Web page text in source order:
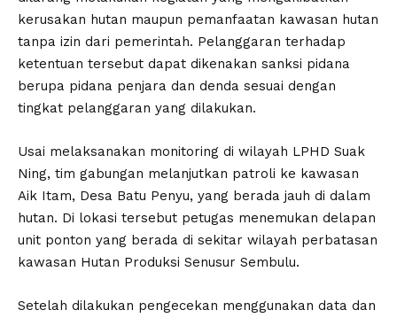
kerusakan hutan maupun pemanfaatan kawasan hutan
tanpa izin dari pemerintah. Pelanggaran terhadap
ketentuan tersebut dapat dikenakan sanksi pidana
berupa pidana penjara dan denda sesuai dengan
tingkat pelanggaran yang dilakukan.
Usai melaksanakan monitoring di wilayah LPHD Suak
Ning, tim gabungan melanjutkan patroli ke kawasan
Aik Itam, Desa Batu Penyu, yang berada jauh di dalam
hutan. Di lokasi tersebut petugas menemukan delapan
unit ponton yang berada di sekitar wilayah perbatasan
kawasan Hutan Produksi Senusur Sembulu.
Setelah dilakukan pengecekan menggunakan data dan